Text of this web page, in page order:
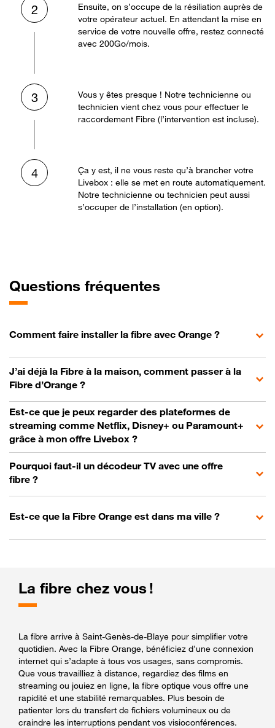
2
Ensuite, on s’occupe de la résiliation auprès de
votre opérateur actuel. En attendant la mise en
service de votre nouvelle offre, restez connecté
avec 200Go/mois.
3
Vous y êtes presque ! Notre technicienne ou
technicien vient chez vous pour effectuer le
raccordement Fibre (l’intervention est incluse).
4
Ça y est, il ne vous reste qu’à brancher votre
Livebox : elle se met en route automatiquement.
Notre technicienne ou technicien peut aussi
s’occuper de l’installation (en option).
Questions fréquentes
Comment faire installer la fibre avec Orange ?
J’ai déjà la Fibre à la maison, comment passer à la
Fibre d’Orange ?
Est-ce que je peux regarder des plateformes de
streaming comme Netflix, Disney+ ou Paramount+
grâce à mon offre Livebox ?
Pourquoi faut-il un décodeur TV avec une offre
fibre ?
Est-ce que la Fibre Orange est dans ma ville ?
La fibre chez vous !
La fibre arrive à Saint-Genès-de-Blaye pour simplifier votre
quotidien. Avec la Fibre Orange, bénéficiez d’une connexion
internet qui s’adapte à tous vos usages, sans compromis.
Que vous travailliez à distance, regardiez des films en
streaming ou jouiez en ligne, la fibre optique vous offre une
rapidité et une stabilité remarquables. Plus besoin de
patienter lors du transfert de fichiers volumineux ou de
craindre les interruptions pendant vos visioconférences.